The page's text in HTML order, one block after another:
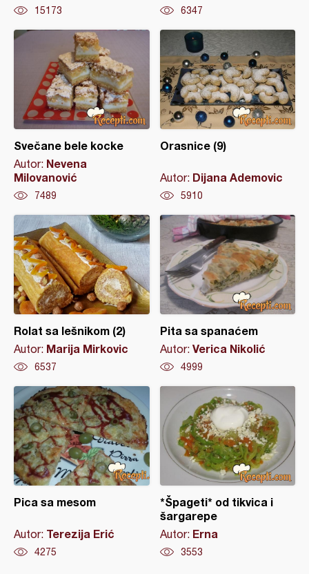
15173 6347
Svečane bele kocke
Autor: Nevena
Milovanović
7489
Orasnice (9)
Autor: Dijana Ademovic
5910
Rolat sa lešnikom (2)
Autor: Marija Mirkovic
6537
Pita sa spanaćem
Autor: Verica Nikolić
4999
Pica sa mesom
Autor: Terezija Erić
4275
*Špageti* od tikvica i
šargarepe
Autor: Erna
3553